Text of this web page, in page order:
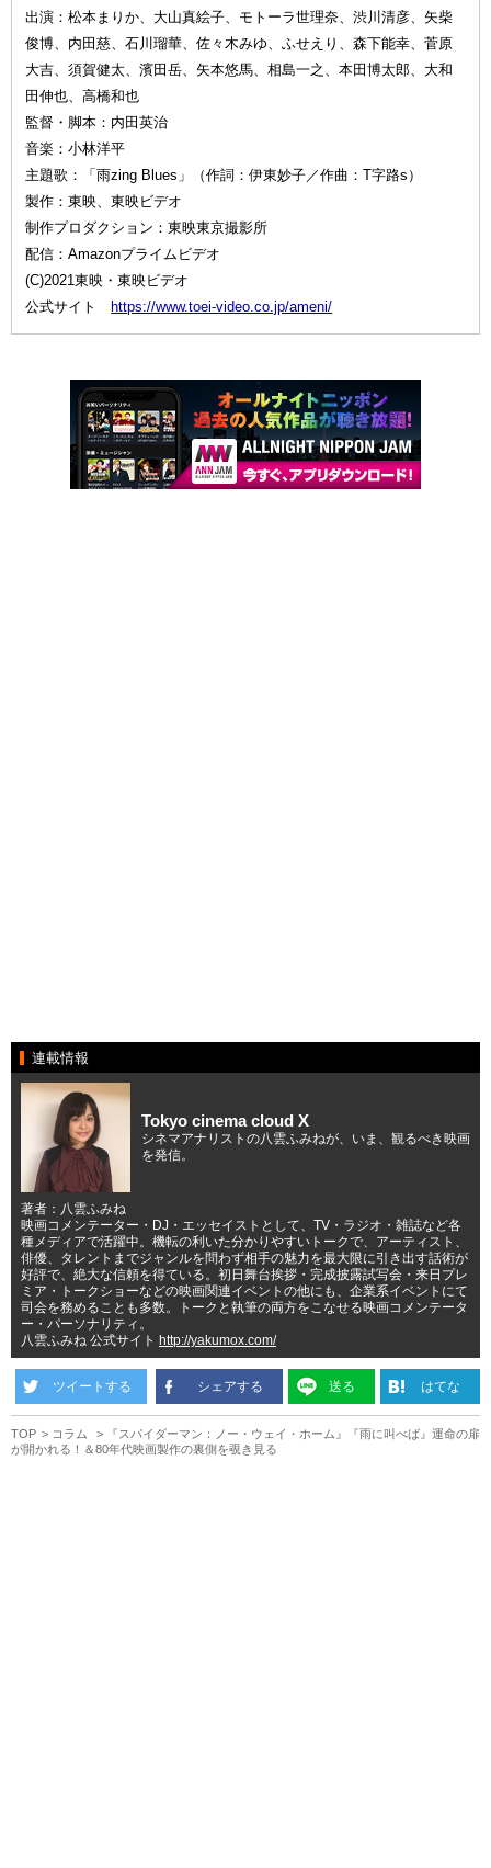
出演：松本まりか、大山真絵子、モトーラ世理奈、渋川清彦、矢柴
俊博、内田慈、石川瑠華、佐々木みゆ、ふせえり、森下能幸、菅原
大吉、須賀健太、濱田岳、矢本悠馬、相島一之、本田博太郎、大和
田伸也、高橋和也
監督・脚本：内田英治
音楽：小林洋平
主題歌：「雨zing Blues」（作詞：伊東妙子／作曲：T字路s）
製作：東映、東映ビデオ
制作プロダクション：東映東京撮影所
配信：Amazonプライムビデオ
(C)2021東映・東映ビデオ
公式サイトhttps://www.toei-video.co.jp/ameni/
連載情報
Tokyo cinema cloud X
シネマアナリストの八雲ふみねが、いま、観るべき映画
を発信。
著者：八雲ふみね
映画コメンテーター・DJ・エッセイストとして、TV・ラジオ・雑誌など各
種メディアで活躍中。機転の利いた分かりやすいトークで、アーティスト、
俳優、タレントまでジャンルを問わず相手の魅力を最大限に引き出す話術が
好評で、絶大な信頼を得ている。初日舞台挨拶・完成披露試写会・来日プレ
ミア・トークショーなどの映画関連イベントの他にも、企業系イベントにて
司会を務めることも多数。トークと執筆の両方をこなせる映画コメンテータ
ー・パーソナリティ。
八雲ふみね 公式サイト
http://yakumox.com/
ツイートする シェアする 送る はてな
TOP コラム
『スパイダーマン：ノー・ウェイ・ホーム』『雨に叫べば』運命の扉
が開かれる！＆80年代映画製作の裏側を覗き見る